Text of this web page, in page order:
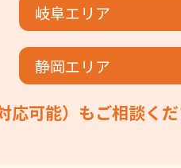
岐阜エリア
静岡エリア
可能）もご相談く